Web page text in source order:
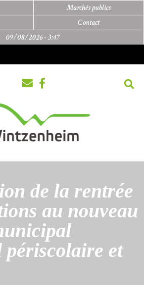
Marchés publics
Contact
09/08/2026 -3:47
de la rentrée
au nouveau
périscolaire et